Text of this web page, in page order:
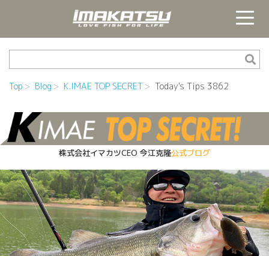
Top Blog K.IMAE TOP SECRET Today's Tips 3862
株式会社イマカツCEO 今江克隆公式ブログ